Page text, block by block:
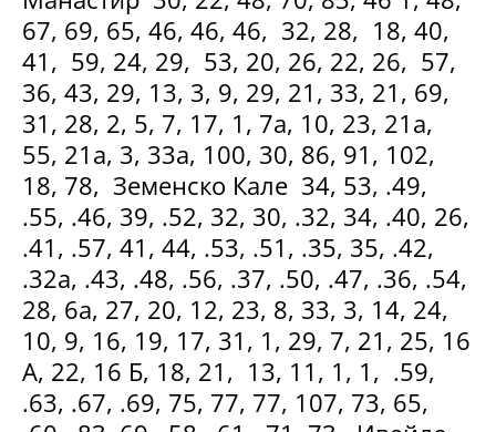
67, 69, 65, 46, 46, 46, 32, 28, 18, 40,
41, 59, 24, 29, 53, 20, 26, 22, 26, 57,
36, 43, 29, 13, 3, 9, 29, 21, 33, 21, 69,
31, 28, 2, 5, 7, 17, 1, 7а, 10, 23, 21а,
55, 21а, 3, 33а, 100, 30, 86, 91, 102,
18, 78, Земенско Кале 34, 53, .49,
.55, .46, 39, .52, 32, 30, .32, 34, .40, 26,
.41, .57, 41, 44, .53, .51, .35, 35, .42,
.32а, .43, .48, .56, .37, .50, .47, .36, .54,
28, 6а, 27, 20, 12, 23, 8, 33, 3, 14, 24,
10, 9, 16, 19, 17, 31, 1, 29, 7, 21, 25, 16
А, 22, 16 Б, 18, 21, 13, 11, 1, 1, .59,
.63, .67, .69, 75, 77, 77, 107, 73, 65,